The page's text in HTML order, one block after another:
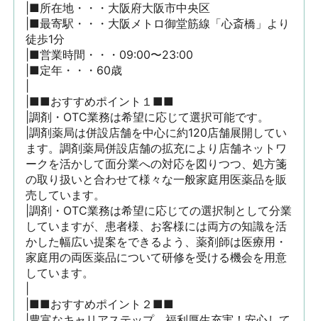
|■所在地・・・大阪府大阪市中央区
|■最寄駅・・・大阪メトロ御堂筋線「心斎橋」より
徒歩1分
|■営業時間・・・09:00〜23:00
|■定年・・・60歳
|■■おすすめポイント１■■
|調剤・OTC業務は希望に応じて選択可能です。
|調剤薬局は併設店舗を中心に約120店舗展開してい
ます。調剤薬局併設店舗の拡充により店舗ネットワ
ークを活かして面分業への対応を図りつつ、処方箋
の取り扱いと合わせて様々な一般家庭用医薬品を販
売しています。
|調剤・OTC業務は希望に応じての選択制として分業
していますが、患者様、お客様には両方の知識を活
かした幅広い提案をできるよう、薬剤師は医療用・
家庭用の両医薬品について研修を受ける機会を用意
しています。
|■■おすすめポイント２■■